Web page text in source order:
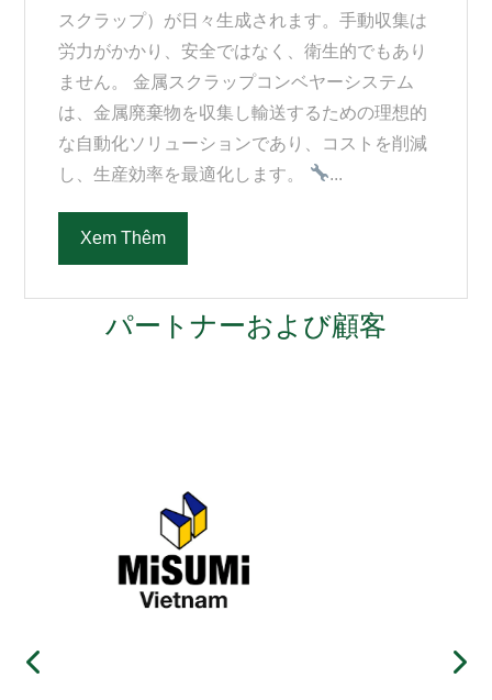
スクラップ）が日々生成されます。手動収集は
労力がかかり、安全ではなく、衛生的でもあり
ません。 金属スクラップコンベヤーシステム
は、金属廃棄物を収集し輸送するための理想的
な自動化ソリューションであり、コストを削減
し、生産効率を最適化します。
...
Xem Thêm
パートナーおよび顧客